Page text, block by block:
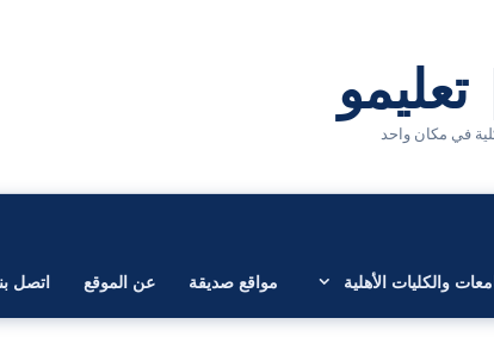
والكليات الأهلية مواقع صديقة عن الموقع اتصل